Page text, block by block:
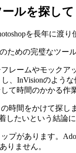
ルを探して
を長年に渡
ための完璧なツ
レームやモック
、InVisionのよう
て時間のかかる作
時間をかけて探
したいという結論に
プがあります。
りません。